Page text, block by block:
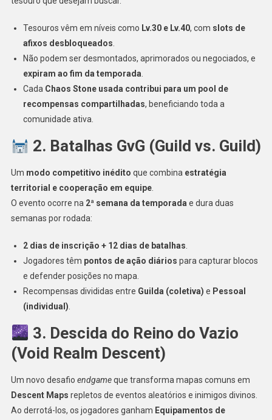
Tesouros vêm em níveis como Lv.30 e Lv.40, com slots de
afixos desbloqueados
Não podem ser desmontados, aprimorados ou negociados, e
expiram ao fim da temporada
Cada Chaos Stone usada contribui para um pool de
recompensas compartilhadas, beneficiando toda a
comunidade ativa.
2. Batalhas GvG (Guild vs. Guild)
Um modo competitivo inédito que combina estratégia
territorial e cooperação em equipe.
O evento ocorre na 2ª semana da temporada e dura duas
semanas por rodada:
2 dias de inscrição + 12 dias de batalhas
Jogadores têm pontos de ação diários para capturar blocos
e defender posições no mapa.
Recompensas divididas entre Guilda (coletiva) e Pessoal
(individual)
3. Descida do Reino do Vazio
(Void Realm Descent)
Um novo desafio endgameque transforma mapas comuns em
Descent Maps repletos de eventos aleatórios e inimigos divinos.
Ao derrotá-los, os jogadores ganham Equipamentos de